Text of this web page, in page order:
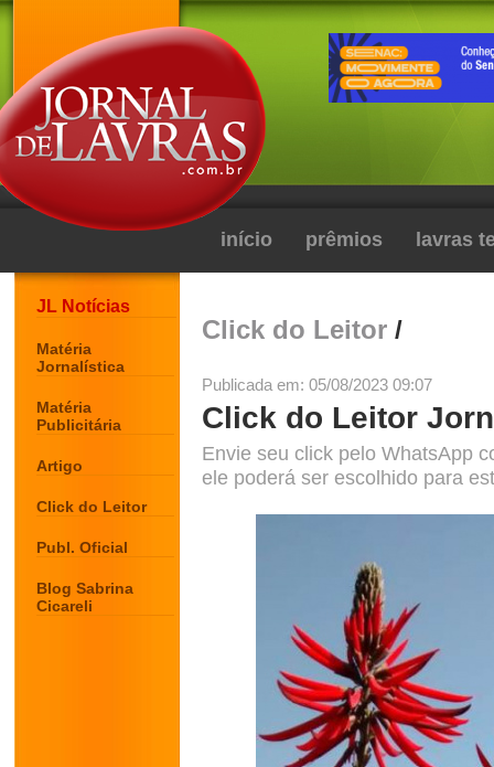
início prêmios lavras
JL Notícias
Matéria
Jornalística
Matéria
Publicitária
Artigo
Click do Leitor
Publ. Oficial
Blog Sabrina
Cicareli
Click do Leitor /
Publicada em: 05/08/2023 09:07
Click do Leitor
Envie seu click pelo WhatsApp
ele poderá ser escolhido para